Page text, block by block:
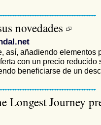
novedades
así, añadiendo elementos
con un precio reducido
beneficiarse de un
Longest Journey